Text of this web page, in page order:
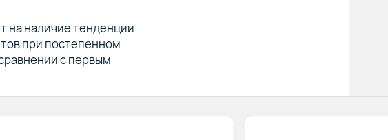
на наличие тенденции
при постепенном
с первым